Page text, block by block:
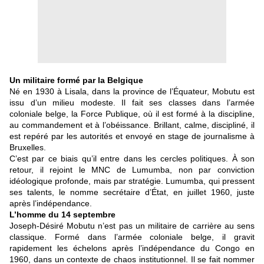
Un militaire formé par la Belgique
Né en 1930 à Lisala, dans la province de l’Équateur, Mobutu est
issu d’un milieu modeste. Il fait ses classes dans l’armée
coloniale belge, la Force Publique, où il est formé à la discipline,
au commandement et à l’obéissance. Brillant, calme, discipliné, il
est repéré par les autorités et envoyé en stage de journalisme à
Bruxelles.
C’est par ce biais qu’il entre dans les cercles politiques. À son
retour, il rejoint le MNC de Lumumba, non par conviction
idéologique profonde, mais par stratégie. Lumumba, qui pressent
ses talents, le nomme secrétaire d’État, en juillet 1960, juste
après l’indépendance.
L’homme du 14 septembre
Joseph-Désiré Mobutu n’est pas un militaire de carrière au sens
classique. Formé dans l’armée coloniale belge, il gravit
rapidement les échelons après l’indépendance du Congo en
1960, dans un contexte de chaos institutionnel. Il se fait nommer